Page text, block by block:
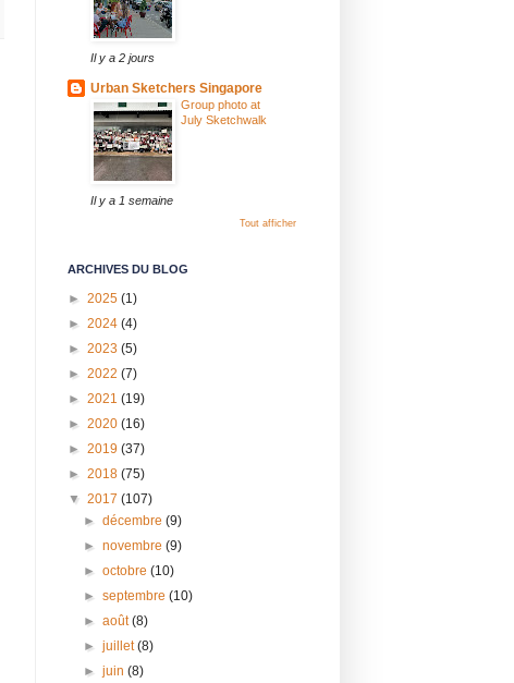
Il y a 2 jours
Urban Sketchers Singapore
Group photo at
July Sketchwalk
Il y a 1 semaine
Tout afficher
ARCHIVES DU BLOG
► 2025 (1)
► 2024 (4)
► 2023 (5)
► 2022 (7)
► 2021 (19)
► 2020 (16)
► 2019 (37)
► 2018 (75)
▼ 2017 (107)
►décembre(9)
►novembre(9)
►octobre(10)
►septembre(10)
►août(8)
►juillet(8)
►juin(8)